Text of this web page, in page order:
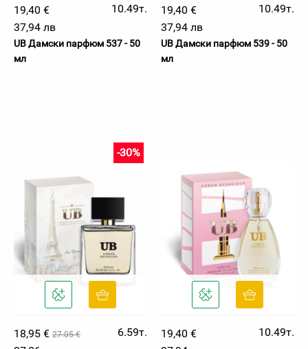
19,40 €
10.49т.
37,94 лв
UB Дамски парфюм 537 - 50
мл
19,40 €
10.49т.
37,94 лв
UB Дамски парфюм 539 - 50
мл
18,95 € 27.05 €
-30%
6.59т.
19,40 €
10.49т.